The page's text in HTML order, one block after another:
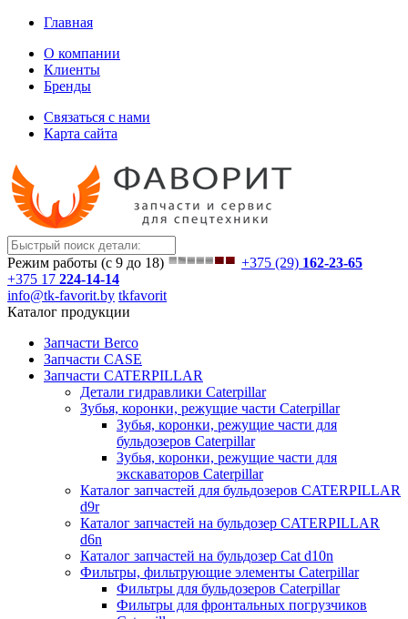
Главная
О компании
Клиенты
Бренды
Связаться с нами
Карта сайта
Режим работы (с 9 до 18) +375 (29) 162-23-65
+375 17 224-14-14
info@tk-favorit.by tkfavorit
Каталог продукции
Запчасти Berco
Запчасти CASE
Запчасти CATERPILLAR
Детали гидравлики Caterpillar
Зубья, коронки, режущие части Caterpillar
Зубья, коронки, режущие части для
бульдозеров Caterpillar
Зубья, коронки, режущие части для
экскаваторов Caterpillar
Каталог запчастей для бульдозеров CATERPILLAR
d9r
Каталог запчастей на бульдозер CATERPILLAR
d6n
Каталог запчастей на бульдозер Сat d10n
Фильтры, фильтрующие элементы Caterpillar
Фильтры для бульдозеров Caterpillar
Фильтры для фронтальных погрузчиков